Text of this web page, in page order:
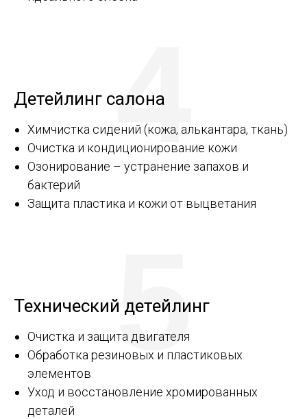
Детейлинг салона
Химчистка сидений (кожа, алькантара, ткань)
Очистка и кондиционирование кожи
Озонирование – устранение запахов и
бактерий
Защита пластика и кожи от выцветания
4
Технический детейлинг
Очистка и защита двигателя
Обработка резиновых и пластиковых
элементов
Уход и восстановление хромированных
деталей
5